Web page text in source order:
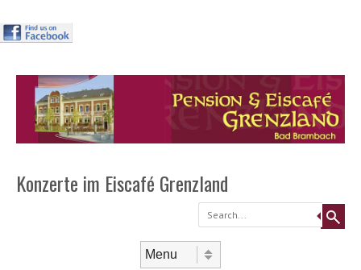
Konzerte im Eiscafé Grenzland
Search